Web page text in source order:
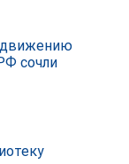
движению
сочли